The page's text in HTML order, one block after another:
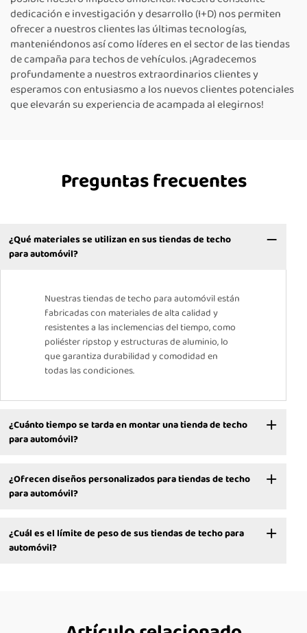
dedicación e investigación y desarrollo (I+D) nos permiten
ofrecer a nuestros clientes las últimas tecnologías,
manteniéndonos así como líderes en el sector de las tiendas
de campaña para techos de vehículos. ¡Agradecemos
profundamente a nuestros extraordinarios clientes y
esperamos con entusiasmo a los nuevos clientes potenciales
que elevarán su experiencia de acampada al elegirnos!
Preguntas frecuentes
¿Qué materiales se utilizan en sus tiendas de techo
para automóvil?
Nuestras tiendas de techo para automóvil están
fabricadas con materiales de alta calidad y
resistentes a las inclemencias del tiempo, como
poliéster ripstop y estructuras de aluminio, lo
que garantiza durabilidad y comodidad en
todas las condiciones.
¿Cuánto tiempo se tarda en montar una tienda de techo
para automóvil?
¿Ofrecen diseños personalizados para tiendas de techo
para automóvil?
¿Cuál es el límite de peso de sus tiendas de techo para
automóvil?